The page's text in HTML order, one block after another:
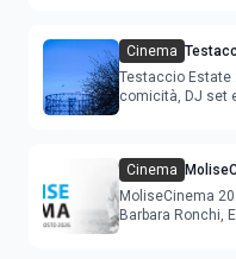
Cinema
Testaccio Estate
comicità, DJ set
Cinema
MoliseCinema
Barbara Ronchi,